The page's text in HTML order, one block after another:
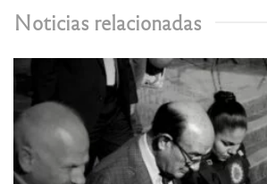
Noticias relacionadas